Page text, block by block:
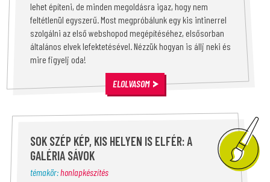
lehet építeni, de minden megoldásra igaz, hogy nem
feltétlenül egyszerű. Most megpróbálunk egy kis intinerrel
szolgálni az első webshopod megépítéséhez, elsősorban
általános elvek lefektetésével. Nézzük hogyan is állj neki és
mire figyelj oda!
ELOLVASOM
SOK SZÉP KÉP, KIS HELYEN IS ELFÉR: A
GALÉRIA SÁVOK
témakör:honlapkészítés